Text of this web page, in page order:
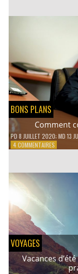
BONS PLANS
Comment
PD 8 JUILLET 2020; MD 13
4 COMMENTAIRESSUR
VOYAGES
Vacances